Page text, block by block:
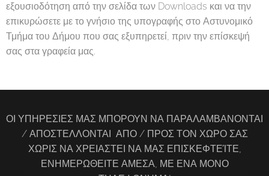
εξουσιοδότηση από την σελίδα των Downloads και να την
επικυρώσετε με το γνήσιο της υπογραφής στο Αστυνομικό
Τμήμα του Δήμου που σας εξυπηρετεί, πριν την επίσκεψή
σας στα γραφεία μας.
ΟΙ ΥΠΗΡΕΣΙΕΣ ΜΑΣ ΜΠΟΡΟΥΝ ΝΑ ΠΑΡΑΛΑΜΒΑΝΟΝΤΑΙ
/ ΑΠΟΣΤΕΛΛΟΝΤΑΙ ΑΠΟ / ΠΡΟΣ ΤΟΝ ΧΩΡΟ ΣΑΣ
ΧΩΡΙΣ ΝΑ ΧΡΕΙΑΣΤΕΙ ΝΑ ΜΑΣ ΕΠΙΣΚΕΦΤΕΊΤΕ,
ΕΝΗΜΕΡΩΘΕΙΤΕ ΑΜΕΣΑ, ΜΕ ΕΝΑ ΜΟΝΟ